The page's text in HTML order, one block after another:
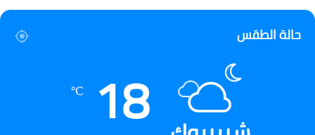
حالة الطقس
18
℃